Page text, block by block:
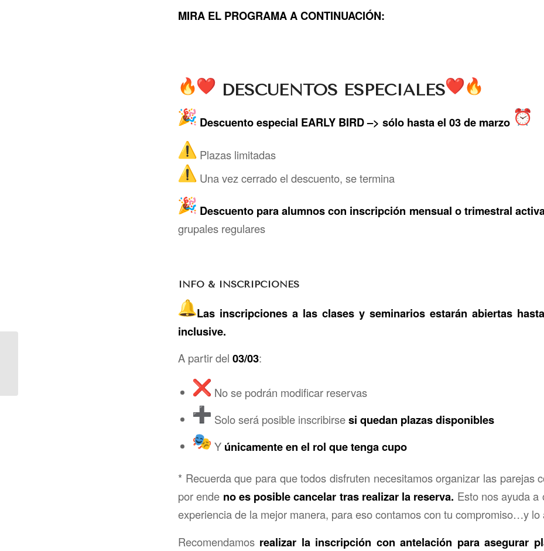
MIRA EL PROGRAMA A CONTINUACIÓN:
DESCUENTOS ESPECIALES
Descuento especial EARLY BIRD –> sólo hasta el 03 de marzo
Plazas limitadas
Una vez cerrado el descuento, se termina
Descuento para alumnos con inscripción mensual o trimestral
grupales regulares
INFO & INSCRIPCIONES
Las inscripciones a las clases y seminarios estarán abiertas
inclusive.
A partir del 03/03:
No se podrán modificar reservas
Solo será posible inscribirsesi quedan plazas disponibles
Y únicamente en el rol que tenga cupo
* Recuerda que para que todos disfruten necesitamos organizar las parejas
por ende no es posible cancelar tras realizar la reserva. Esto nos ayuda a
experiencia de la mejor manera, para eso contamos con tu compromiso…y lo
Recomendamos realizar la inscripción con antelación para asegurar